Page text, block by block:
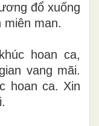
đổ xuống
miên man.
hoan ca,
vang mãi.
hoan ca. Xin